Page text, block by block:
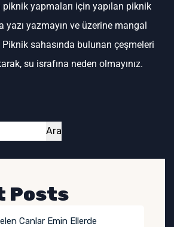
yapmaları için yapılan piknik
yazı yazmayın ve üzerine mangal
Piknik sahasında bulunan çeşmeleri
su israfına neden olmayınız.
Ara
Posts
Canlar Emin Ellerde